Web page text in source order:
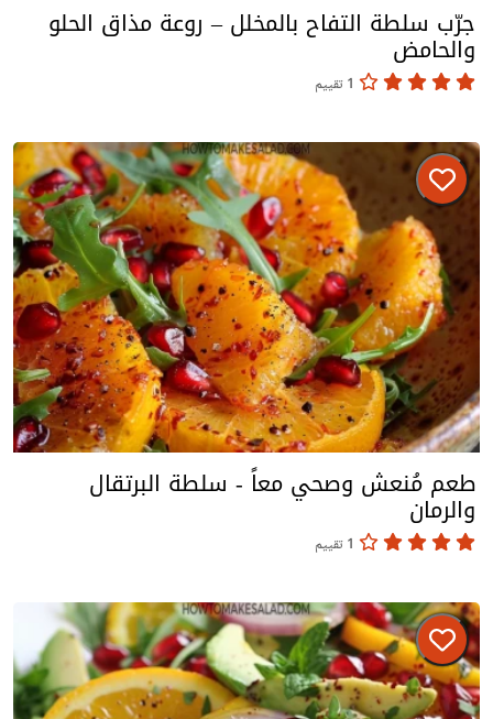
جرّب سلطة التفاح بالمخلل – روعة مذاق الحلو
والحامض
1 تقييم
طعم مُنعش وصحي معاً - سلطة البرتقال
والرمان
1 تقييم